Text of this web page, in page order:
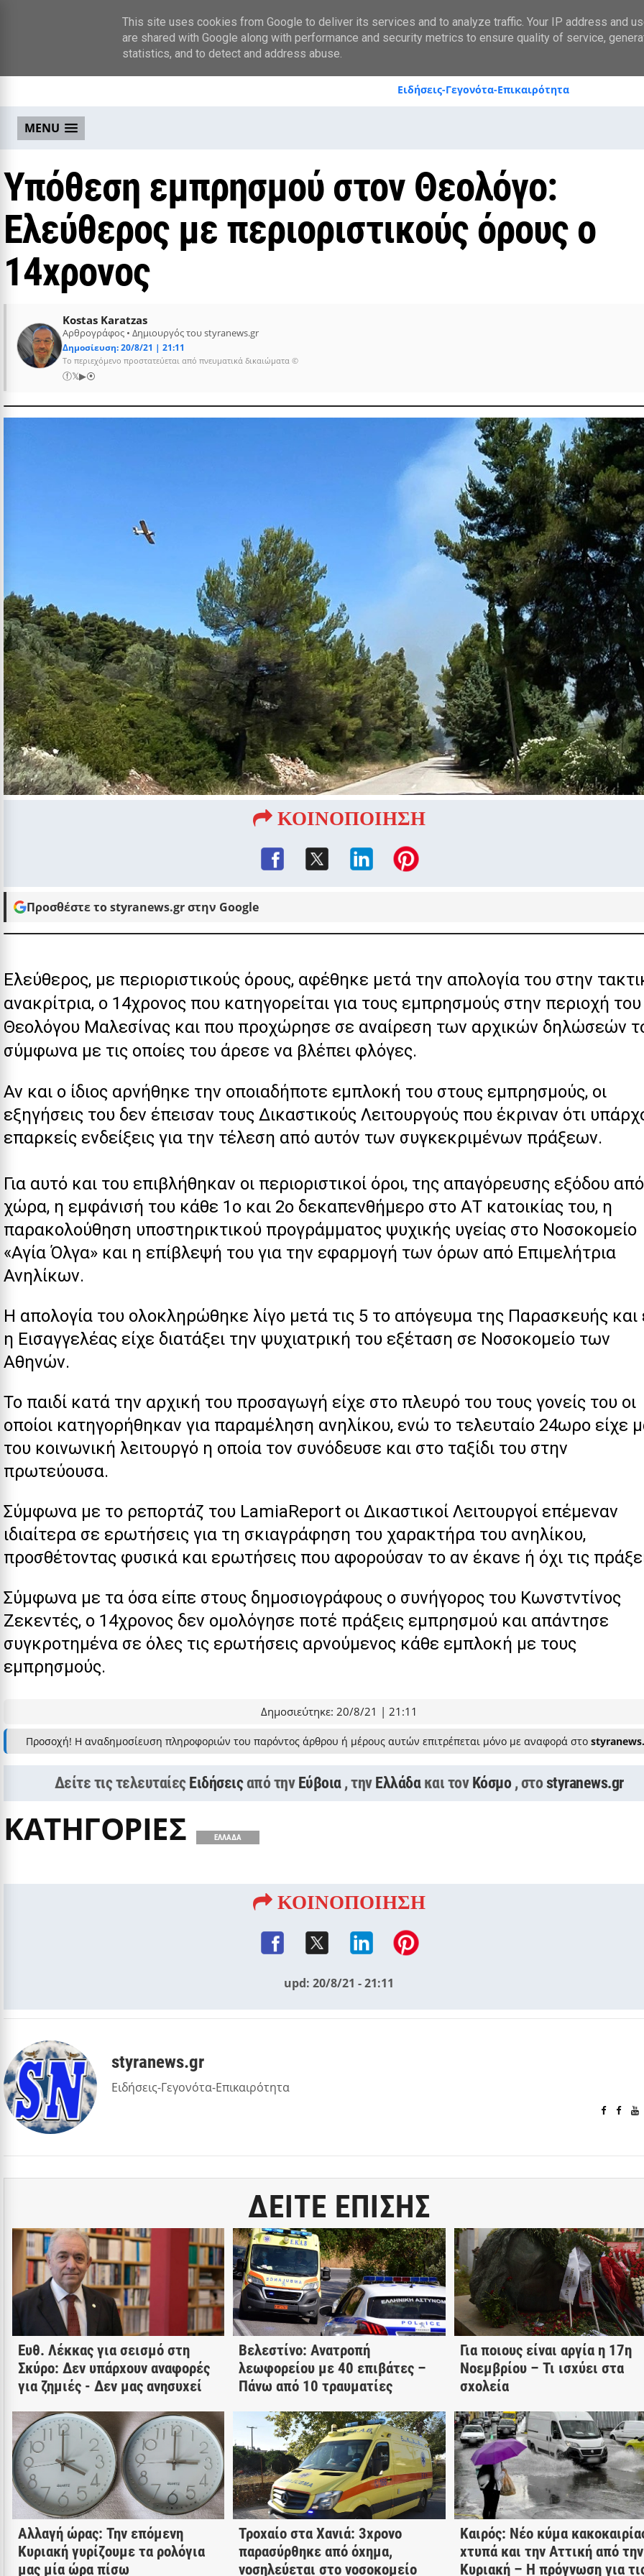
styranews.gr
Ειδήσεις-Γεγονότα-Επικαιρότητα
MENU
Υπόθεση εμπρησμού στον Θεολόγο:
Ελεύθερος με περιοριστικούς όρους ο
14χρονος
Kostas Karatzas
Αρθρογράφος • Δημιουργός του styranews.gr
Δημοσίευση: 20/8/21 | 21:11
Το περιεχόμενο προστατεύεται από πνευματικά δικαιώματα ©
ⓕ𝕏▶⦿
ΚΟΙΝΟΠΟΙΗΣΗ
Προσθέστε το styranews.gr στην Google
Ελεύθερος, με περιοριστικούς όρους, αφέθηκε μετά την απολογία του στην
ανακρίτρια, ο 14χρονος που κατηγορείται για τους εμπρησμούς στην περιοχή του
Θεολόγου Μαλεσίνας και που προχώρησε σε αναίρεση των αρχικών δηλώσεών
σύμφωνα με τις οποίες του άρεσε να βλέπει φλόγες.
Αν και ο ίδιος αρνήθηκε την οποιαδήποτε εμπλοκή του στους εμπρησμούς, οι
εξηγήσεις του δεν έπεισαν τους Δικαστικούς Λειτουργούς που έκριναν ότι
επαρκείς ενδείξεις για την τέλεση από αυτόν των συγκεκριμένων πράξεων.
Για αυτό και του επιβλήθηκαν οι περιοριστικοί όροι, της απαγόρευσης εξόδου
χώρα, η εμφάνισή του κάθε 1ο και 2ο δεκαπενθήμερο στο ΑΤ κατοικίας του, η
παρακολούθηση υποστηρικτικού προγράμματος ψυχικής υγείας στο Νοσοκομείο
«Αγία Όλγα» και η επίβλεψή του για την εφαρμογή των όρων από Επιμελήτρια
Ανηλίκων.
Η απολογία του ολοκληρώθηκε λίγο μετά τις 5 το απόγευμα της Παρασκευής
η Εισαγγελέας είχε διατάξει την ψυχιατρική του εξέταση σε Νοσοκομείο των
Αθηνών.
Το παιδί κατά την αρχική του προσαγωγή είχε στο πλευρό του τους γονείς του οι
οποίοι κατηγορήθηκαν για παραμέληση ανηλίκου, ενώ το τελευταίο 24ωρο είχε
του κοινωνική λειτουργό η οποία τον συνόδευσε και στο ταξίδι του στην
πρωτεύουσα.
Σύμφωνα με το ρεπορτάζ του LamiaReport οι Δικαστικοί Λειτουργοί επέμεναν
ιδιαίτερα σε ερωτήσεις για τη σκιαγράφηση του χαρακτήρα του ανηλίκου,
προσθέτοντας φυσικά και ερωτήσεις που αφορούσαν το αν έκανε ή όχι τις
Σύμφωνα με τα όσα είπε στους δημοσιογράφους ο συνήγορος του Κωνστντίνος
Ζεκεντές, ο 14χρονος δεν ομολόγησε ποτέ πράξεις εμπρησμού και απάντησε
συγκροτημένα σε όλες τις ερωτήσεις αρνούμενος κάθε εμπλοκή με τους
εμπρησμούς.
Δημοσιεύτηκε: 20/8/21 | 21:11
Προσοχή! Η αναδημοσίευση πληροφοριών του παρόντος άρθρου ή μέρους αυτών επιτρέπεται μόνο με αναφορά στο
Δείτε τις τελευταίες Ειδήσειςαπό την Εύβοια , την Ελλάδα και τον Κόσμο , στο styranews.gr
ΚΑΤΗΓΟΡΙΕΣ ΕΛΛΑΔΑ
ΚΟΙΝΟΠΟΙΗΣΗ
upd: 20/8/21 - 21:11
styranews.gr
Ειδήσεις-Γεγονότα-Επικαιρότητα
ΔΕΙΤΕ ΕΠΙΣΗΣ
Ευθ. Λέκκας για σεισμό στη
Σκύρο: Δεν υπάρχουν αναφορές
για ζημιές - Δεν μας ανησυχεί
Βελεστίνο: Ανατροπή
λεωφορείου με 40 επιβάτες –
Πάνω από 10 τραυματίες
Για ποιους είναι αργία η 17η
Νοεμβρίου – Τι ισχύει στα
σχολεία
Aλλαγή ώρας: Την επόμενη
Κυριακή γυρίζουμε τα ρολόγια
μας μία ώρα πίσω
Τροχαίο στα Χανιά: 3χρονο
παρασύρθηκε από όχημα,
νοσηλεύεται στο νοσοκομείο
Καιρός: Νέο κύμα
χτυπά και την Αττική από την
Κυριακή – Η πρόγνωση για
This site uses cookies from Google to deliver its services and to analyze traffic. Your IP address and
are shared with Google along with performance and security metrics to ensure quality of service,
statistics, and to detect and address abuse.